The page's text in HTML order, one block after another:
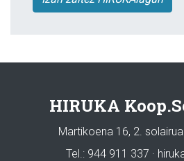
HIRUKA
Martikoena 16, 2.
Tel.: 944 911 337 ·